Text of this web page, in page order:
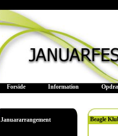
Forside Information
Januararrangement Beagle